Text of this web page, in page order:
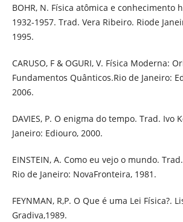
BOHR, N. Física atômica e conhecimento
1932-1957. Trad. Vera Ribeiro. Riode
1995.
CARUSO, F & OGURI, V. Física Moderna:
Fundamentos Quânticos.Rio de Janeiro:
2006.
DAVIES, P. O enigma do tempo. Trad. Ivo
Janeiro: Ediouro, 2000.
EINSTEIN, A. Como eu vejo o mundo.
Rio de Janeiro: NovaFronteira, 1981.
FEYNMAN, R,P. O Que é uma Lei Física?.
Gradiva,1989.